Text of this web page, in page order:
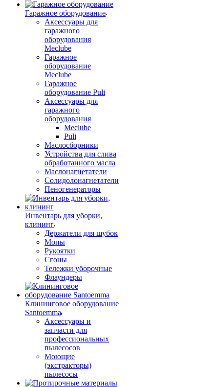
Гаражное оборудование
Аксессуары для
гаражного
оборудования
Meclube
Гаражное
оборудование
Meclube
Гаражное
оборудование Puli
Аксессуары для
гаражного
оборудования
Meclube
Puli
Маслосборники
Устройства для слива
обработанного масла
Маслонагнетатели
Солидолонагнетатели
Пеногенераторы
Инвентарь для уборки,
клининг
Держатели для шубок
Мопы
Рукоятки
Сгоны
Тележки уборочные
Флаундеры
Клининговое оборудование
Santoemma
Аксессуары и
запчасти для
профессиональных
пылесосов
Моющие
(экстракторы)
пылесосы